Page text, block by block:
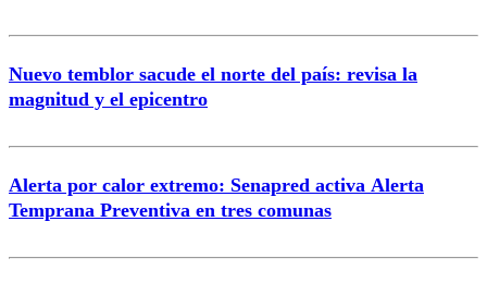
Nuevo temblor sacude el norte del país: revisa la
magnitud y el epicentro
Alerta por calor extremo: Senapred activa Alerta
Temprana Preventiva en tres comunas